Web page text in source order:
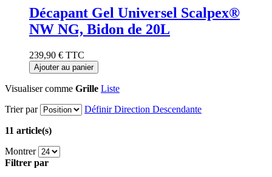
Décapant Gel Universel Scalpex®
NW NG, Bidon de 20L
239,90 € TTC
Ajouter au panier
Visualiser comme Grille Liste
Trier par
Définir Direction Descendante
11 article(s)
Montrer
Filtrer par